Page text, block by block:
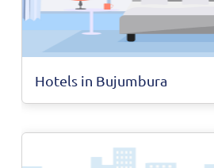
Hotels in Bujumbura